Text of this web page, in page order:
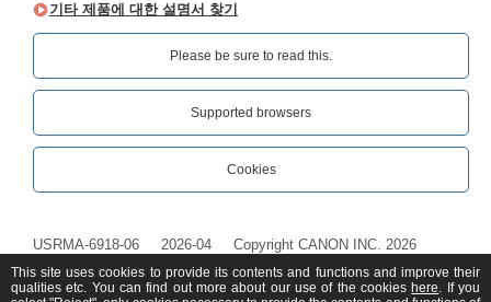
기타 제품에 대한 설명서 찾기
Please be sure to read this.‎
Supported browsers
Cookies
USRMA-6918-06 2026-04 Copyright CANON INC. 2026
This site uses cookies to provide its contents and functions and improve their
qualities etc. You can find out more about our use of the cookies here. If you